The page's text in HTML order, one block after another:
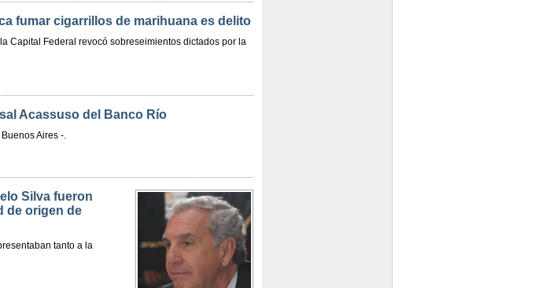
fumar cigarrillos de marihuana es delito
Capital Federal revocó sobreseimientos dictados por la
Acassuso del Banco Río
Aires -.
Silva fueron
de origen de
tanto a la